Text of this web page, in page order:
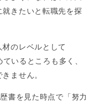
きたいと転職先を探
のレベルとして
いるところも多く、
ません。
書を見た時点で「努力